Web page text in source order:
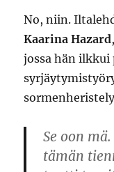
No, niin.
Kaarina Hazard
jossa hän
Se oon
tämän